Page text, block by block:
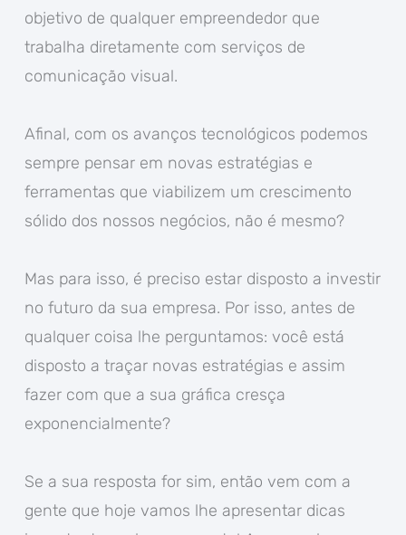
objetivo de qualquer empreendedor que
trabalha diretamente com serviços de
comunicação visual.
Afinal, com os avanços tecnológicos podemos
sempre pensar em novas estratégias e
ferramentas que viabilizem um crescimento
sólido dos nossos negócios, não é mesmo?
Mas para isso, é preciso estar disposto a investir
no futuro da sua empresa. Por isso, antes de
qualquer coisa lhe perguntamos: você está
disposto a traçar novas estratégias e assim
fazer com que a sua gráfica cresça
exponencialmente?
Se a sua resposta for sim, então vem com a
gente que hoje vamos lhe apresentar dicas